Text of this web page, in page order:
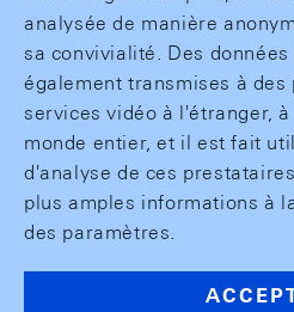
analysée de manière
sa convivialité. Des
également transmises à des
services vidéo à l'étranger,
monde entier, et il est fait
d'analyse de ces
plus amples informations à
des paramètres.